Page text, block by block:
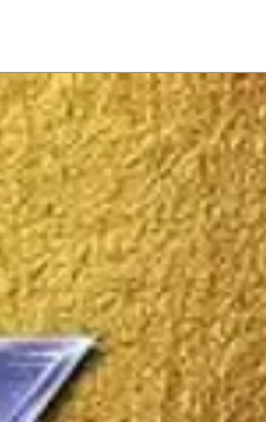
New Order:
Inhabitants
Order
By Fire
Pit
Of The Watch
Fault
Of Reckoning
Death (A Dirge)